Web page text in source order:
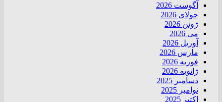
آگوست 2026
جولای 2026
ژوئن 2026
می 2026
آوریل 2026
مارس 2026
فوریه 2026
ژانویه 2026
دسامبر 2025
نوامبر 2025
اکتبر 2025